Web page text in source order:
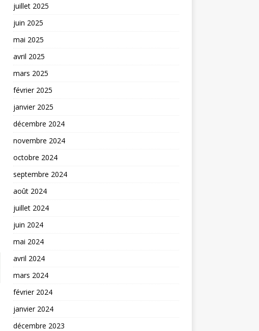
juillet 2025
juin 2025
mai 2025
avril 2025
mars 2025
février 2025
janvier 2025
décembre 2024
novembre 2024
octobre 2024
septembre 2024
août 2024
juillet 2024
juin 2024
mai 2024
avril 2024
mars 2024
février 2024
janvier 2024
décembre 2023